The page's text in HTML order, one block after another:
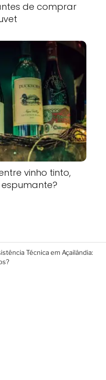
de comprar
vinho tinto,
Técnica em Açailândia: